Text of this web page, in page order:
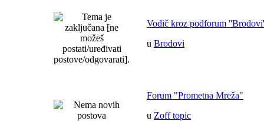
Vodič kroz podforum
u Brodovi
Forum "Prometna Mreža"
u Zoff topic